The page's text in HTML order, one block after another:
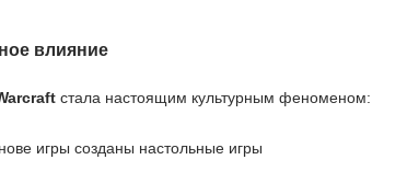
влияние
стала настоящим культурным феноменом:
игры созданы настольные игры